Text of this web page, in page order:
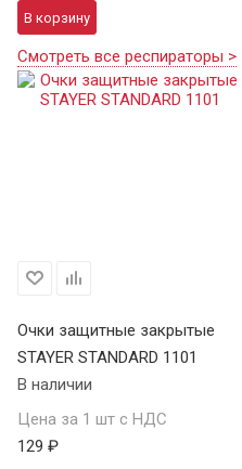
В корзину
Смотреть все респираторы >
Очки защитные закрытые
STAYER STANDARD 1101
В наличии
Цена за 1 шт с НДС
129 ₽